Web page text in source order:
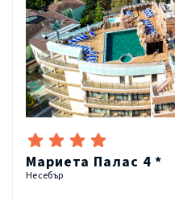
Мариета Палас 4 *
Несебър